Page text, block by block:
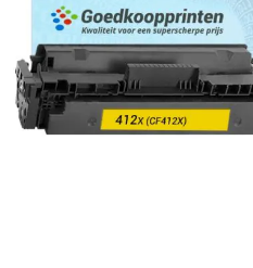
Op voorraad
- Ma-Do: voor 15:30 besteld